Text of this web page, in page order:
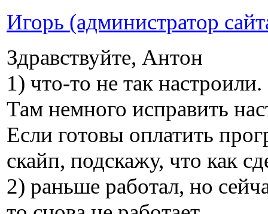
Игорь (администратор
Здравствуйте, Антон
1) что-то не так настроили.
Там немного исправить
Если готовы оплатить
скайп, подскажу, что как
2) раньше работал, но